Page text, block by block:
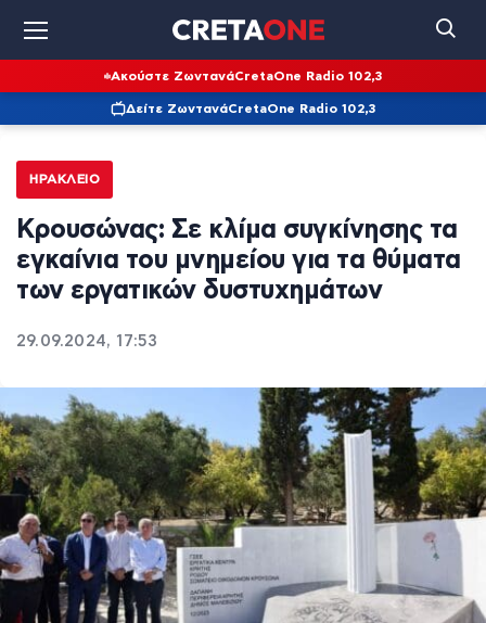
Ακούστε ΖωντανάCretaOne Radio 102,3
Δείτε ΖωντανάCretaOne Radio 102,3
ΗΡΆΚΛΕΙΟ
Κρουσώνας: Σε κλίμα συγκίνησης τα
εγκαίνια του μνημείου για τα θύματα
των εργατικών δυστυχημάτων
29.09.2024, 17:53